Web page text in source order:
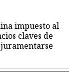
impuesto al
claves de